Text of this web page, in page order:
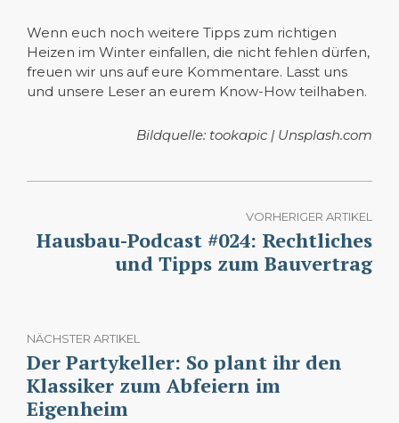
Wenn euch noch weitere Tipps zum richtigen
Heizen im Winter einfallen, die nicht fehlen dürfen,
freuen wir uns auf eure Kommentare. Lasst uns
und unsere Leser an eurem Know-How teilhaben.
Bildquelle: tookapic | Unsplash.com
VORHERIGER ARTIKEL
Hausbau-Podcast #024: Rechtliches
und Tipps zum Bauvertrag
NÄCHSTER ARTIKEL
Der Partykeller: So plant ihr den
Klassiker zum Abfeiern im
Eigenheim